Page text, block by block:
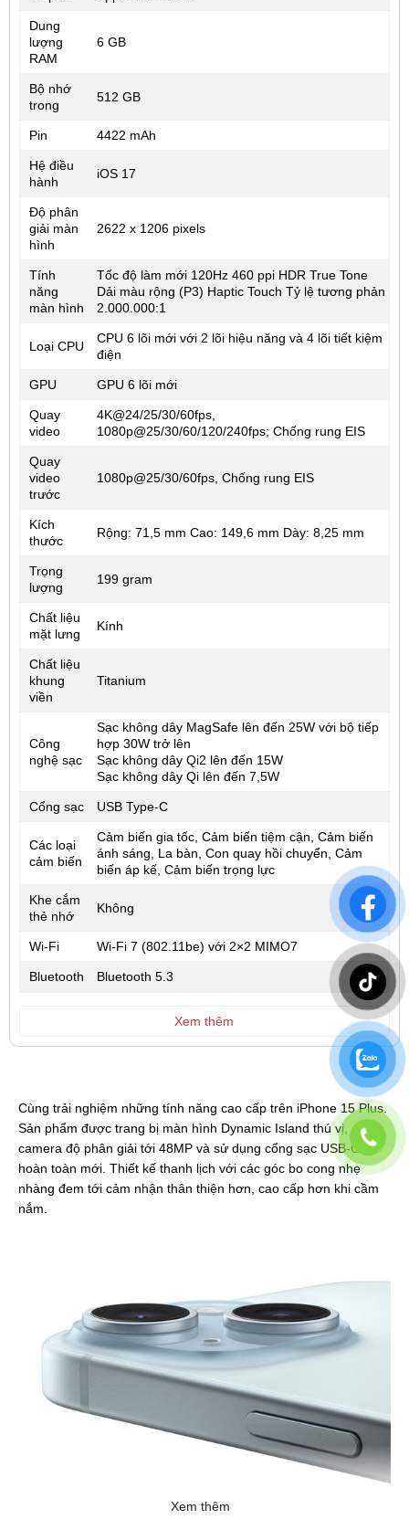
Cùng trải nghiệm những tính năng cao cấp trên iPhone 15 Plus.
Sản phẩm được trang bị màn hình Dynamic Island thú vị, có
camera độ phân giải tới 48MP và sử dụng cổng sạc USB-C
hoàn toàn mới. Thiết kế thanh lịch với các góc bo cong nhẹ
nhàng đem tới cảm nhận thân thiện hơn, cao cấp hơn khi cầm
nắm.
Xem thêm
Dung
lượng
RAM
6 GB
Bộ nhớ
trong
512 GB
Pin 4422 mAh
Hệ điều
hành
iOS 17
Độ phân
giải màn
hình
2622 x 1206 pixels
Tính
năng
màn hình
Tốc độ làm mới 120Hz 460 ppi HDR True Tone
Dải màu rộng (P3) Haptic Touch Tỷ lệ tương phản
2.000.000:1
Loại CPU
CPU 6 lõi mới với 2 lõi hiệu năng và 4 lõi tiết kiệm
điện
GPU GPU 6 lõi mới
Quay
video
4K@24/25/30/60fps,
1080p@25/30/60/120/240fps; Chống rung EIS
Quay
video
trước
1080p@25/30/60fps, Chống rung EIS
Kích
thước
Rộng: 71,5 mm Cao: 149,6 mm Dày: 8,25 mm
Trọng
lượng
199 gram
Chất liệu
mặt lưng
Kính
Chất liệu
khung
viền
Titanium
Công
nghệ sạc
Sạc không dây MagSafe lên đến 25W với bộ tiếp
hợp 30W trở lên
Sạc không dây Qi2 lên đến 15W
Sạc không dây Qi lên đến 7,5W
Cổng sạc USB Type-C
Các loại
cảm biến
Cảm biến gia tốc, Cảm biến tiệm cận, Cảm biến
ánh sáng, La bàn, Con quay hồi chuyển, Cảm
biến áp kế, Cảm biến trọng lực
Khe cắm
thẻ nhớ
Không
Wi-Fi Wi‑Fi 7 (802.11be) với 2×2 MIMO7
Bluetooth Bluetooth 5.3
Xem thêm